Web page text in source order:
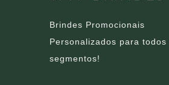
Brindes Promocionais
Personalizados para todos
segmentos!